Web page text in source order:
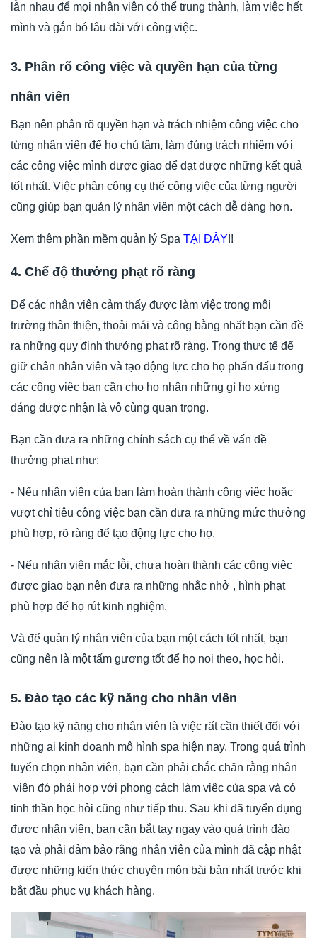
lẫn nhau để mọi nhân viên có thể trung thành, làm việc hết
mình và gắn bó lâu dài với công việc.
3. Phân rõ công việc và quyền hạn của từng
nhân viên
Bạn nên phân rõ quyền hạn và trách nhiệm công việc cho
từng nhân viên để họ chú tâm, làm đúng trách nhiệm với
các công việc mình được giao để đạt được những kết quả
tốt nhất. Việc phân công cụ thể công việc của từng người
cũng giúp bạn quản lý nhân viên một cách dễ dàng hơn.
Xem thêm phần mềm quản lý Spa TẠI ĐÂY!!
4. Chế độ thưởng phạt rõ ràng
Để các nhân viên cảm thấy được làm việc trong môi
trường thân thiện, thoải mái và công bằng nhất bạn cần đề
ra những quy định thưởng phạt rõ ràng. Trong thực tế để
giữ chân nhân viên và tạo động lực cho họ phấn đấu trong
các công việc bạn cần cho họ nhận những gì họ xứng
đáng được nhận là vô cùng quan trọng.
Bạn cần đưa ra những chính sách cụ thể về vấn đề
thưởng phạt như:
- Nếu nhân viên của bạn làm hoàn thành công việc hoặc
vượt chỉ tiêu công việc bạn cần đưa ra những mức thưởng
phù hợp, rõ ràng để tạo động lực cho họ.
- Nếu nhân viên mắc lỗi, chưa hoàn thành các công việc
được giao bạn nên đưa ra những nhắc nhở , hình phạt
phù hợp để họ rút kinh nghiệm.
Và để quản lý nhân viên của bạn một cách tốt nhất, bạn
cũng nên là một tấm gương tốt để họ noi theo, học hỏi.
5. Đào tạo các kỹ năng cho nhân viên
Đào tạo kỹ năng cho nhân viên là việc rất cần thiết đối với
những ai kinh doanh mô hình spa hiện nay. Trong quá trình
tuyển chọn nhân viên, bạn cần phải chắc chăn rằng nhân
viên đó phải hợp với phong cách làm việc của spa và có
tinh thần học hỏi cũng như tiếp thu. Sau khi đã tuyển dụng
được nhân viên, bạn cần bắt tay ngay vào quá trình đào
tạo và phải đảm bảo rằng nhân viên của mình đã cập nhật
được những kiến thức chuyên môn bài bản nhất trước khi
bắt đầu phục vụ khách hàng.